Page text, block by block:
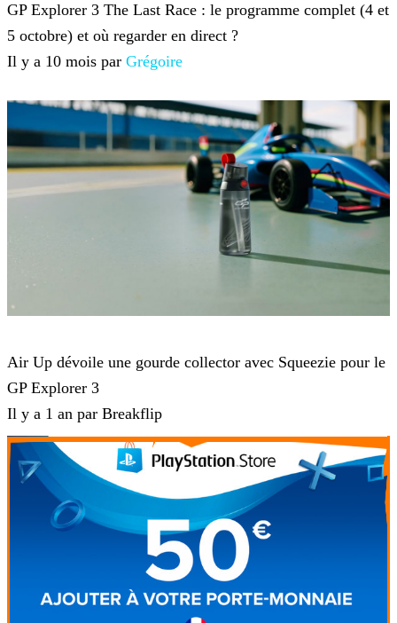
GP Explorer 3 The Last Race : le programme complet (4 et
5 octobre) et où regarder en direct ?
Il y a 10 mois par Grégoire
Air Up dévoile une gourde collector avec Squeezie pour le
GP Explorer 3
Il y a 1 an par Breakflip